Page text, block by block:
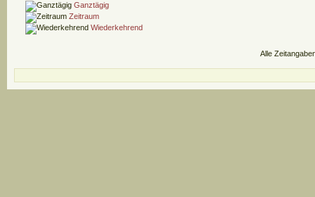
Ganztägig
Zeitraum
Wiederkehrend
Alle